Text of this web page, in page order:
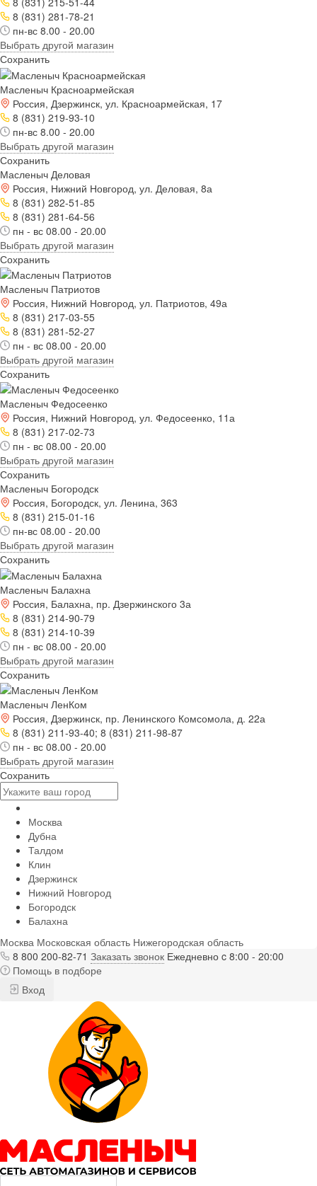
8 (831) 281-78-21
пн-вс 8.00 - 20.00
Выбрать другой магазин
Сохранить
Масленыч Красноармейская
Россия, Дзержинск, ул. Красноармейская, 17
8 (831) 219-93-10
пн-вс 8.00 - 20.00
Выбрать другой магазин
Сохранить
Масленыч Деловая
Россия, Нижний Новгород, ул. Деловая, 8а
8 (831) 282-51-85
8 (831) 281-64-56
пн - вс 08.00 - 20.00
Выбрать другой магазин
Сохранить
Масленыч Патриотов
Россия, Нижний Новгород, ул. Патриотов, 49а
8 (831) 217-03-55
8 (831) 281-52-27
пн - вс 08.00 - 20.00
Выбрать другой магазин
Сохранить
Масленыч Федосеенко
Россия, Нижний Новгород, ул. Федосеенко, 11а
8 (831) 217-02-73
пн - вс 08.00 - 20.00
Выбрать другой магазин
Сохранить
Масленыч Богородск
Россия, Богородск, ул. Ленина, 363
8 (831) 215-01-16
пн-вс 08.00 - 20.00
Выбрать другой магазин
Сохранить
Масленыч Балахна
Россия, Балахна, пр. Дзержинского 3а
8 (831) 214-90-79
8 (831) 214-10-39
пн - вс 08.00 - 20.00
Выбрать другой магазин
Сохранить
Масленыч ЛенКом
Россия, Дзержинск, пр. Ленинского Комсомола, д. 22а
8 (831) 211-93-40; 8 (831) 211-98-87
пн - вс 08.00 - 20.00
Выбрать другой магазин
Сохранить
Москва
Дубна
Талдом
Клин
Дзержинск
Нижний Новгород
Богородск
Балахна
Москва Московская область Нижегородская область
8 800 200-82-71 Заказать звонок Ежедневно c 8:00 - 20:00
Помощь в подборе
Вход